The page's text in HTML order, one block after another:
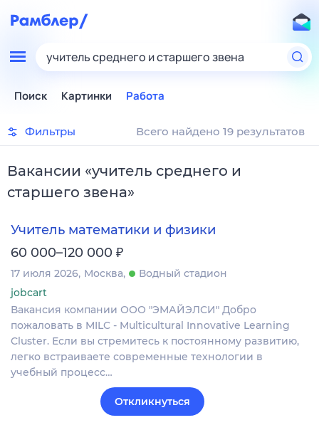
учитель среднего и старшего звена
Поиск Картинки Работа
Фильтры Всего найдено 19 результатов
Вакансии «учитель среднего и
старшего звена»
Учитель математики и физики
60 000–120 000 ₽
17 июля 2026 Москва
Водный стадион
jobcart
Вакансия компании ООО "ЭМАЙЭЛСИ" Добро
пожаловать в MILC - Multicultural Innovative Learning
Cluster. Если вы стремитесь к постоянному развитию,
легко встраиваете современные технологии в
учебный процесс…
Откликнуться